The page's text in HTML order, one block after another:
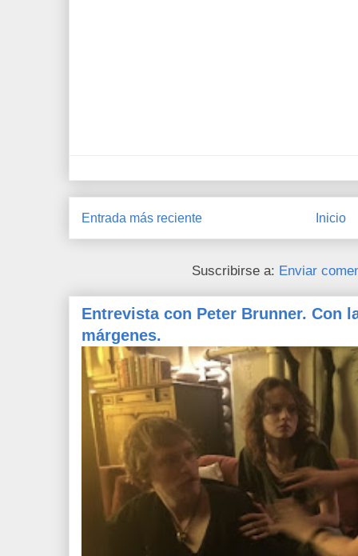
Entrada más reciente Inicio
Suscribirse a: Enviar
Entrevista con Peter Brunner. Con
márgenes.